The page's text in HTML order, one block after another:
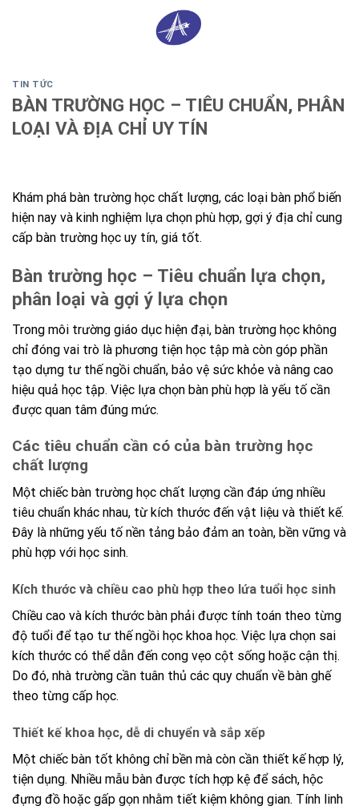
TIN TỨC
BÀN TRƯỜNG HỌC – TIÊU CHUẨN, PHÂN
LOẠI VÀ ĐỊA CHỈ UY TÍN
Khám phá bàn trường học chất lượng, các loại bàn phổ biến
hiện nay và kinh nghiệm lựa chọn phù hợp, gợi ý địa chỉ cung
cấp bàn trường học uy tín, giá tốt.
Bàn trường học – Tiêu chuẩn lựa chọn,
phân loại và gợi ý lựa chọn
Trong môi trường giáo dục hiện đại, bàn trường học không
chỉ đóng vai trò là phương tiện học tập mà còn góp phần
tạo dựng tư thế ngồi chuẩn, bảo vệ sức khỏe và nâng cao
hiệu quả học tập. Việc lựa chọn bàn phù hợp là yếu tố cần
được quan tâm đúng mức.
Các tiêu chuẩn cần có của bàn trường học
chất lượng
Một chiếc bàn trường học chất lượng cần đáp ứng nhiều
tiêu chuẩn khác nhau, từ kích thước đến vật liệu và thiết kế.
Đây là những yếu tố nền tảng bảo đảm an toàn, bền vững và
phù hợp với học sinh.
Kích thước và chiều cao phù hợp theo lứa tuổi học sinh
Chiều cao và kích thước bàn phải được tính toán theo từng
độ tuổi để tạo tư thế ngồi học khoa học. Việc lựa chọn sai
kích thước có thể dẫn đến cong vẹo cột sống hoặc cận thị.
Do đó, nhà trường cần tuân thủ các quy chuẩn về bàn ghế
theo từng cấp học.
Thiết kế khoa học, dễ di chuyển và sắp xếp
Một chiếc bàn tốt không chỉ bền mà còn cần thiết kế hợp lý,
tiện dụng. Nhiều mẫu bàn được tích hợp kệ để sách, hộc
đựng đồ hoặc gấp gọn nhằm tiết kiệm không gian. Tính linh